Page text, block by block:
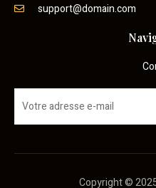
support@domain.com
Copyright ©